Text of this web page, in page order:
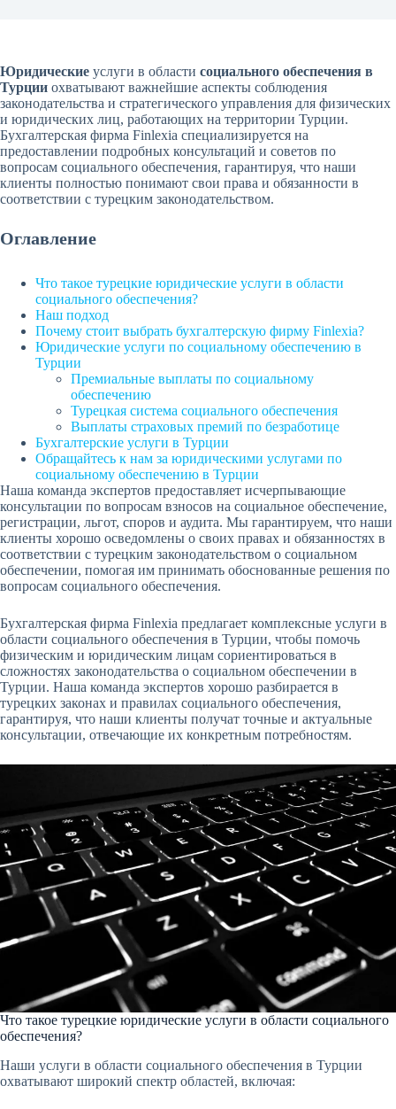
Юридические услуги в области социального обеспечения в
Турции охватывают важнейшие аспекты соблюдения
законодательства и стратегического управления для физических
и юридических лиц, работающих на территории Турции.
Бухгалтерская фирма Finlexia специализируется на
предоставлении подробных консультаций и советов по
вопросам социального обеспечения, гарантируя, что наши
клиенты полностью понимают свои права и обязанности в
соответствии с турецким законодательством.
Оглавление
Что такое турецкие юридические услуги в области
социального обеспечения?
Наш подход
Почему стоит выбрать бухгалтерскую фирму Finlexia?
Юридические услуги по социальному обеспечению в
Турции
Премиальные выплаты по социальному
обеспечению
Турецкая система социального обеспечения
Выплаты страховых премий по безработице
Бухгалтерские услуги в Турции
Обращайтесь к нам за юридическими услугами по
социальному обеспечению в Турции
Наша команда экспертов предоставляет исчерпывающие
консультации по вопросам взносов на социальное обеспечение,
регистрации, льгот, споров и аудита. Мы гарантируем, что наши
клиенты хорошо осведомлены о своих правах и обязанностях в
соответствии с турецким законодательством о социальном
обеспечении, помогая им принимать обоснованные решения по
вопросам социального обеспечения.
Бухгалтерская фирма Finlexia предлагает комплексные услуги в
области социального обеспечения в Турции, чтобы помочь
физическим и юридическим лицам сориентироваться в
сложностях законодательства о социальном обеспечении в
Турции. Наша команда экспертов хорошо разбирается в
турецких законах и правилах социального обеспечения,
гарантируя, что наши клиенты получат точные и актуальные
консультации, отвечающие их конкретным потребностям.
Что такое турецкие юридические услуги в области социального
обеспечения?
Наши услуги в области социального обеспечения в Турции
охватывают широкий спектр областей, включая: